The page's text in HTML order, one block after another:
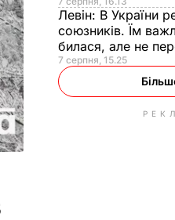
Левін: В України
союзників. Їм
билася, але не
7 серпня, 15.25